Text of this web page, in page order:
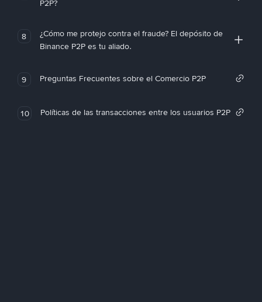
P2P?
8
¿Cómo me protejo contra el fraude? El depósito de
Binance P2P es tu aliado.
9 Preguntas Frecuentes sobre el Comercio P2P
10 Políticas de las transacciones entre los usuarios P2P